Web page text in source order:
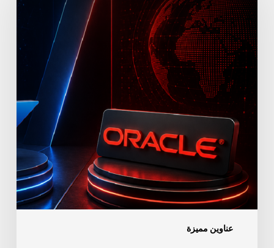
عناوين مميزة
للمؤسسات
السعودية:
أيهما
يفوز
2026؟